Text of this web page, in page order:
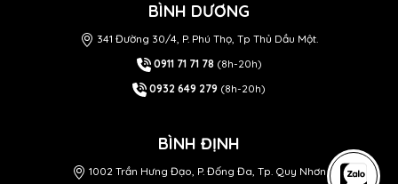
BÌNH DƯƠNG
341 Đường 30/4, P. Phú Thọ, Tp Thủ Dầu Một.
0911 71 71 78 (8h-20h)
0932 649 279 (8h-20h)
BÌNH ĐỊNH
1002 Trần Hưng Đạo, P. Đống Đa, Tp. Quy Nhơn